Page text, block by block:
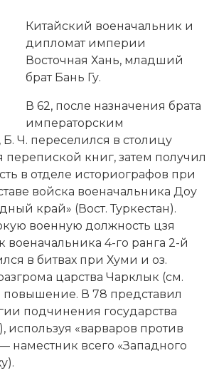
и топонимика
и духовной культуры
отношений
теория и методология
общества
веков
Н О П Р С Т
Ч Ш Щ Ы Э
Китайский военачальник и
дипломат империи
Восточная Хань, младший
брат Бань Гу.
В 62, после назначения брата
императорским
Ч. переселился в столицу
перепиской книг, затем получил
в отделе историографов при
войска военачальника Доу
край» (Вост. Туркестан).
военную должность цзя
4-го ранга 2-й
в битвах при Хуми и оз.
царства Чарклык (см.
В 78 представил
подчинения государства
используя «варваров против
наместник всего «Западного